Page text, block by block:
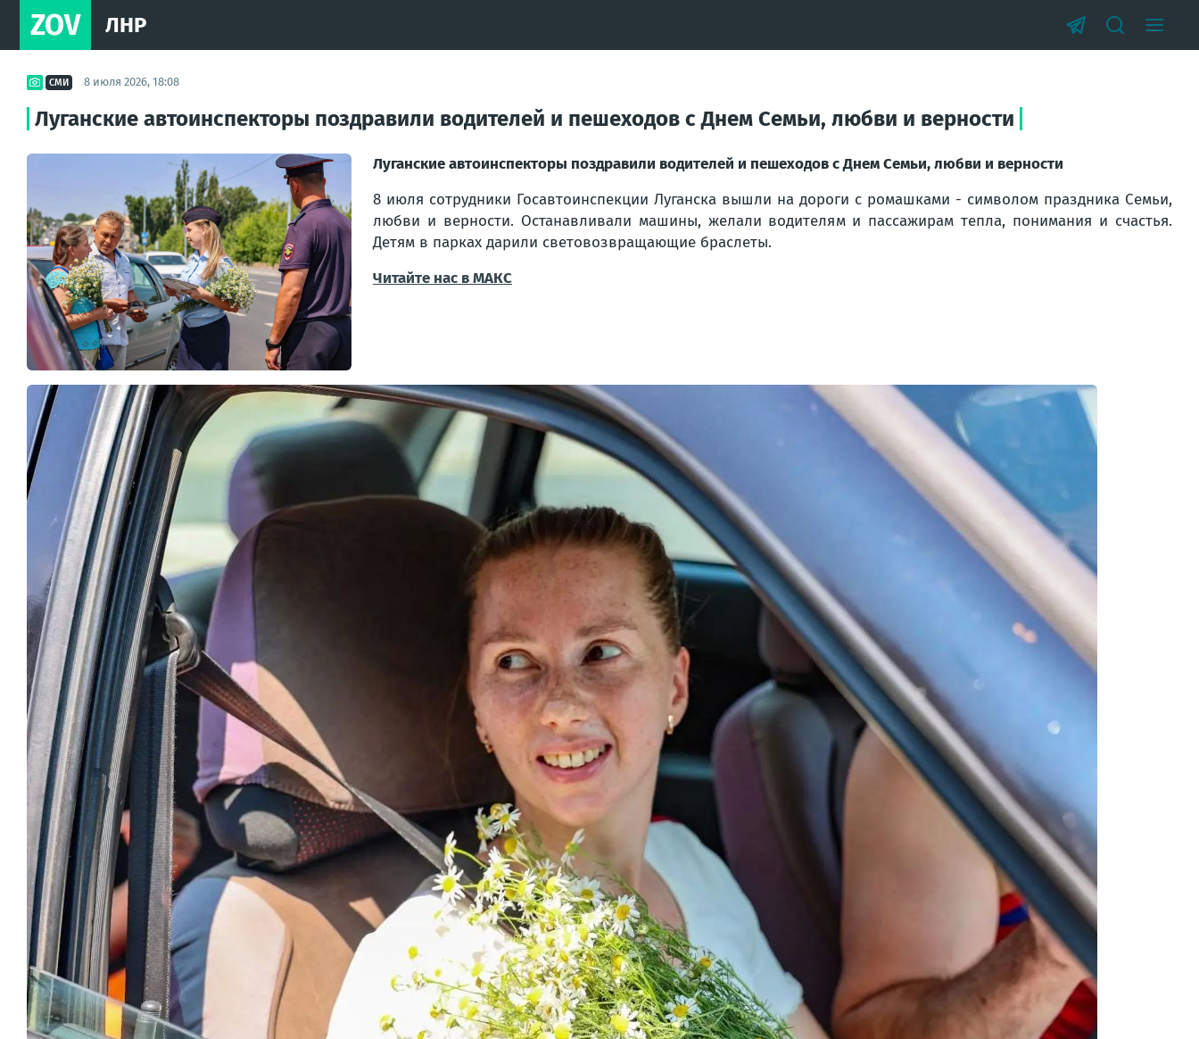
ZOV ЛНР
СМИ 8 июля 2026, 18:08
Луганские автоинспекторы поздравили водителей и пешеходов с Днем Семьи, любви и верности
Луганские автоинспекторы поздравили водителей и пешеходов с Днем Семьи, любви и верности
8 июля сотрудники Госавтоинспекции Луганска вышли на дороги с ромашками - символом праздника Семьи,
любви и верности. Останавливали машины, желали водителям и пассажирам тепла, понимания и счастья.
Детям в парках дарили световозвращающие браслеты.
Читайте нас в МАКС